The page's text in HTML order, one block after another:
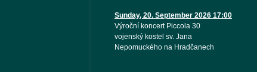
Sunday, 20. September 2026 17:00
Výroční koncert Piccola 30
vojenský kostel sv. Jana
Nepomuckého na Hradčanech